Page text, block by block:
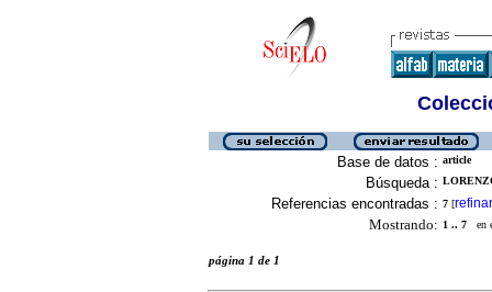
Base de datos : article
Búsqueda :
Referencias encontradas : 7 [refinar
Mostrando: 1 .. 7 en
página 1 de 1